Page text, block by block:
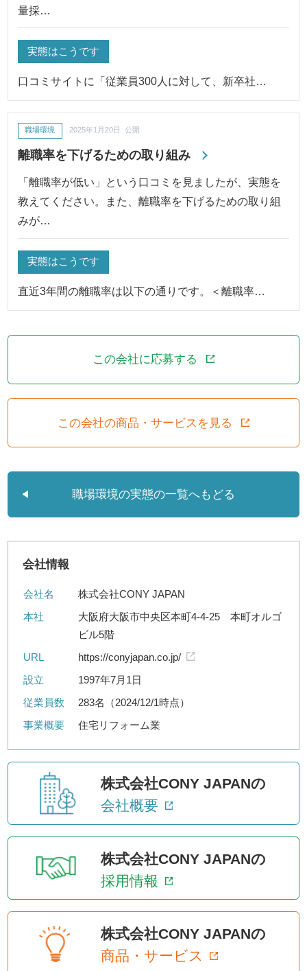
量採…
実態はこうです
口コミサイトに「従業員300人に対して、新卒社…
離職率を下げるための取り組み
職場環境 2025年1月20日 公開
「離職率が低い」という口コミを見ましたが、実態を
教えてください。また、離職率を下げるための取り組
みが…
実態はこうです
直近3年間の離職率は以下の通りです。＜離職率…
この会社に応募する
この会社の商品・サービスを見る
職場環境の実態の一覧へもどる
会社情報
会社名
株式会社CONY JAPAN
本社
大阪府大阪市中央区本町4-4-25 本町オルゴ
ビル5階
URL
https://conyjapan.co.jp/
設立
1997年7月1日
従業員数
283名（2024/12/1時点）
事業概要
住宅リフォーム業
株式会社CONY JAPANの
会社概要
株式会社CONY JAPANの
採用情報
株式会社CONY JAPANの
商品・サービス